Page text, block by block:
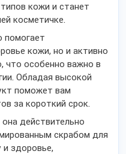
кожи и станет
косметичке.
помогает
кожи, но и активно
что особенно важно в
Обладая высокой
поможет вам
за короткий срок.
действительно
скрабом для
здоровье,